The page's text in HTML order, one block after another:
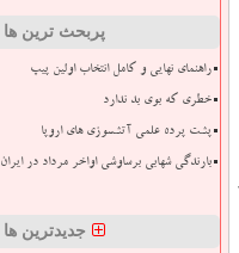
پربحث ترین ها
راهنمای نهایی و کامل انتخاب اولین پیپ
خطری که بوی بد ندارد
پشت پرده علمی آتشسوزی های اروپا
بارندگی شهابی برساوشی اواخر مرداد در ایران
جدیدترین ها